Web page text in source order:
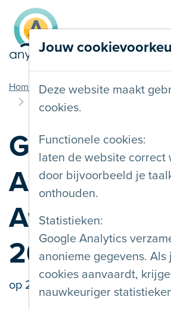
Jouw
Deze website maakt
cookies.
Functionele cookies:
laten de website correct
door bijvoorbeeld je
onthouden.
Statistieken:
Google Analytics
anonieme gegevens. Als
cookies aanvaardt,
nauwkeuriger
Naar inhoud
Home
Blog
Global Accessibility Awareness
Global
Accessibility
Awareness
2026
op 21/05/2026 door Bram